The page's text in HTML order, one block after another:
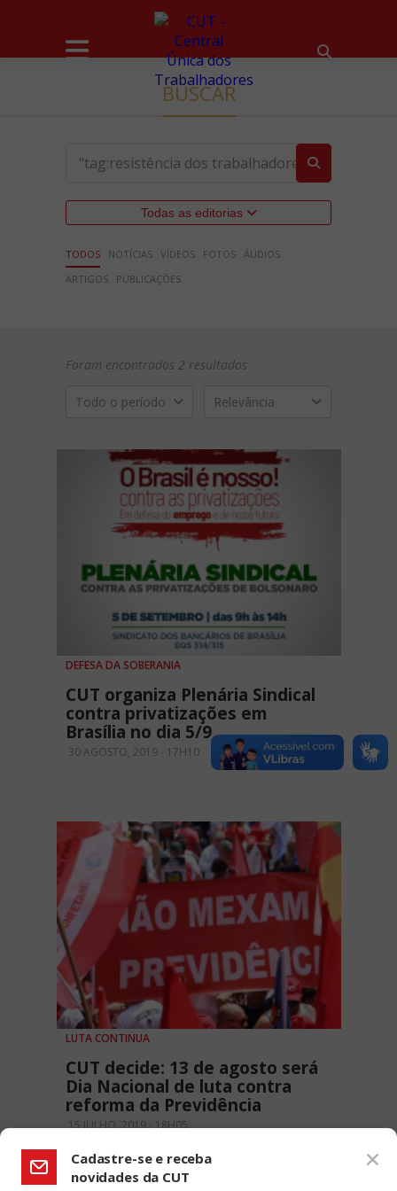
BUSCAR
Todas as editorias
TODOS NOTÍCIAS VÍDEOS FOTOS ÁUDIOS
ARTIGOS
PUBLICAÇÕES
Foram encontrados 2 resultados
Todo o período Relevância
DEFESA DA SOBERANIA
CUT organiza Plenária Sindical
contra privatizações em
Brasília no dia 5/9
30 AGOSTO, 2019 - 17H10
LUTA CONTINUA
CUT decide: 13 de agosto será
Dia Nacional de luta contra
reforma da Previdência
15 JULHO, 2019 - 18H05
Cadastre-se e receba
novidades da CUT